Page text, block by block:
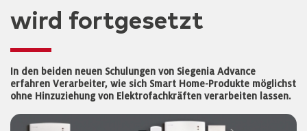
wird fortgesetzt
In den beiden neuen Schulungen von Siegenia Advance
erfahren Verarbeiter, wie sich Smart Home-Produkte möglichst
ohne Hinzuziehung von Elektrofachkräften verarbeiten lassen.